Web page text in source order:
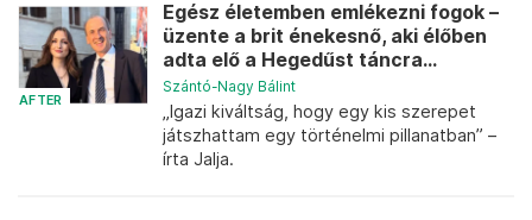
AFTER
Egész életemben emlékezni fogok –
üzente a brit énekesnő, aki élőben
adta elő a Hegedűst táncra...
Szántó-Nagy Bálint
„Igazi kiváltság, hogy egy kis szerepet
játszhattam egy történelmi pillanatban” –
írta Jalja.